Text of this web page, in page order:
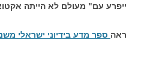
ייפרע עם" מעולם לא הייתה
ראה ספר מדע בידיוני ישראלי משנת